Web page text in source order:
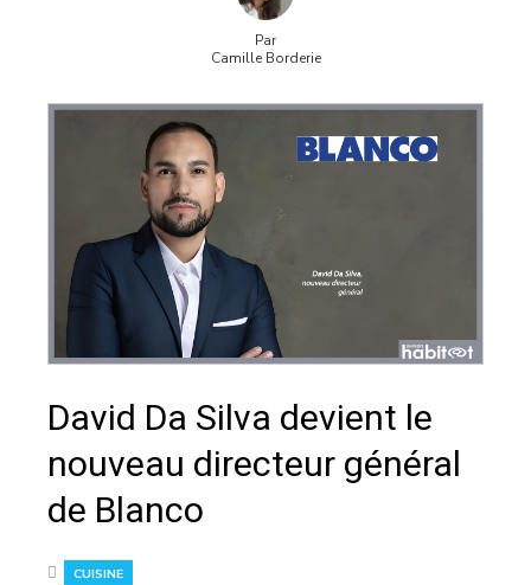
Par
Camille Borderie
David Da Silva devient le
nouveau directeur général
de Blanco
CUISINE